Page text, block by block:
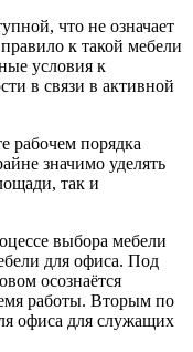
что не означает
к такой мебели
условия к
в связи в активной
рабочем порядка
значимо уделять
так и
выбора мебели
для офиса. Под
осознаётся
работы. Вторым по
офиса для служащих